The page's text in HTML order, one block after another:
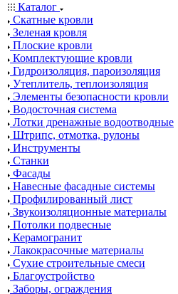
Каталог
Скатные кровли
Зеленая кровля
Плоские кровли
Комплектующие кровли
Гидроизоляция, пароизоляция
Утеплитель, теплоизоляция
Элементы безопасности кровли
Водосточная система
Лотки дренажные водоотводные
Штрипс, отмотка, рулоны
Инструменты
Станки
Фасады
Навесные фасадные системы
Профилированный лист
Звукоизоляционные материалы
Потолки подвесные
Керамогранит
Лакокрасочные материалы
Сухие строительные смеси
Благоустройство
Заборы, ограждения